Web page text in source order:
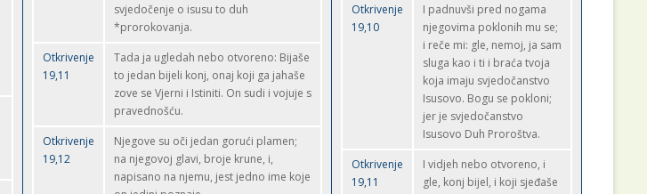
svjedočenje o isusu to duh
*prorokovanja.
Otkrivenje
19,11
Tada ja ugledah nebo otvoreno: Bijaše
to jedan bijeli konj, onaj koji ga jahaše
zove se Vjerni i Istiniti. On sudi i vojuje s
pravednošću.
Otkrivenje
19,12
Njegove su oči jedan gorući plamen;
na njegovoj glavi, broje krune, i,
napisano na njemu, jest jedno ime koje
Otkrivenje
19,10
I padnuvši pred nogama
njegovima poklonih mu se;
i reče mi: gle, nemoj, ja sam
sluga kao i ti i braća tvoja
koja imaju svjedočanstvo
Isusovo. Bogu se pokloni;
jer je svjedočanstvo
Isusovo Duh Proroštva.
Otkrivenje
19,11
I vidjeh nebo otvoreno, i
gle, konj bijel, i koji sjeđaše